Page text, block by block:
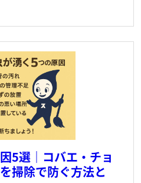
5選｜コバエ・チョ
掃除で防ぐ方法と